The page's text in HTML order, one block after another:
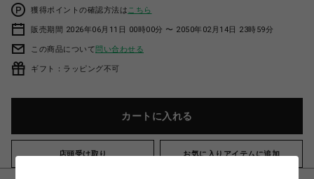
獲得ポイントの確認方法は こちら
販売期間 2026年06月11日 00時00分 〜 2050年02月14日 23時59分
この商品について問い合わせる
ギフト：ラッピング不可
カートに入れる
店頭受け取り お気に入りアイテムに追加